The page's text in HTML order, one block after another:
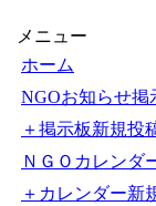
メニュー
ホーム
NGOお知らせ掲
＋掲示板新規投
ＮＧＯカレンダ
＋カレンダー新